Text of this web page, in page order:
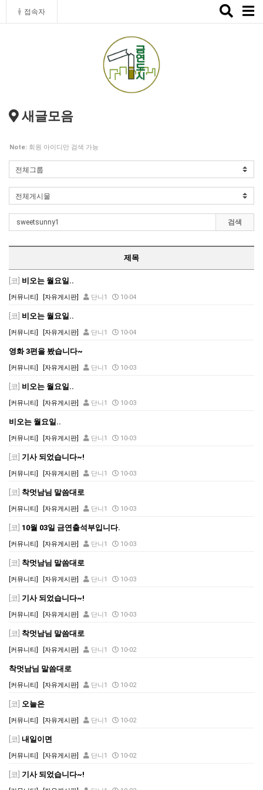
접속자
Toggle
새글모음
Note: 회원 아이디만 검색 가능
검색
제목
[코] 비오는 월요일..
[커뮤니티] [자유게시판] 단니1 10-04
[코] 비오는 월요일..
[커뮤니티] [자유게시판] 단니1 10-04
영화 3편을 봤습니다~
[커뮤니티] [자유게시판] 단니1 10-03
[코] 비오는 월요일..
[커뮤니티] [자유게시판] 단니1 10-03
비오는 월요일..
[커뮤니티] [자유게시판] 단니1 10-03
[코] 기사 되었습니다~!
[커뮤니티] [자유게시판] 단니1 10-03
[코] 착멋남님 말씀대로
[커뮤니티] [자유게시판] 단니1 10-03
[코] 10월 03일 금연출석부입니다.
[커뮤니티] [자유게시판] 단니1 10-03
[코] 착멋남님 말씀대로
[커뮤니티] [자유게시판] 단니1 10-03
[코] 기사 되었습니다~!
[커뮤니티] [자유게시판] 단니1 10-03
[코] 착멋남님 말씀대로
[커뮤니티] [자유게시판] 단니1 10-02
착멋남님 말씀대로
[커뮤니티] [자유게시판] 단니1 10-02
[코] 오늘은
[커뮤니티] [자유게시판] 단니1 10-02
[코] 내일이면
[커뮤니티] [자유게시판] 단니1 10-02
[코] 기사 되었습니다~!